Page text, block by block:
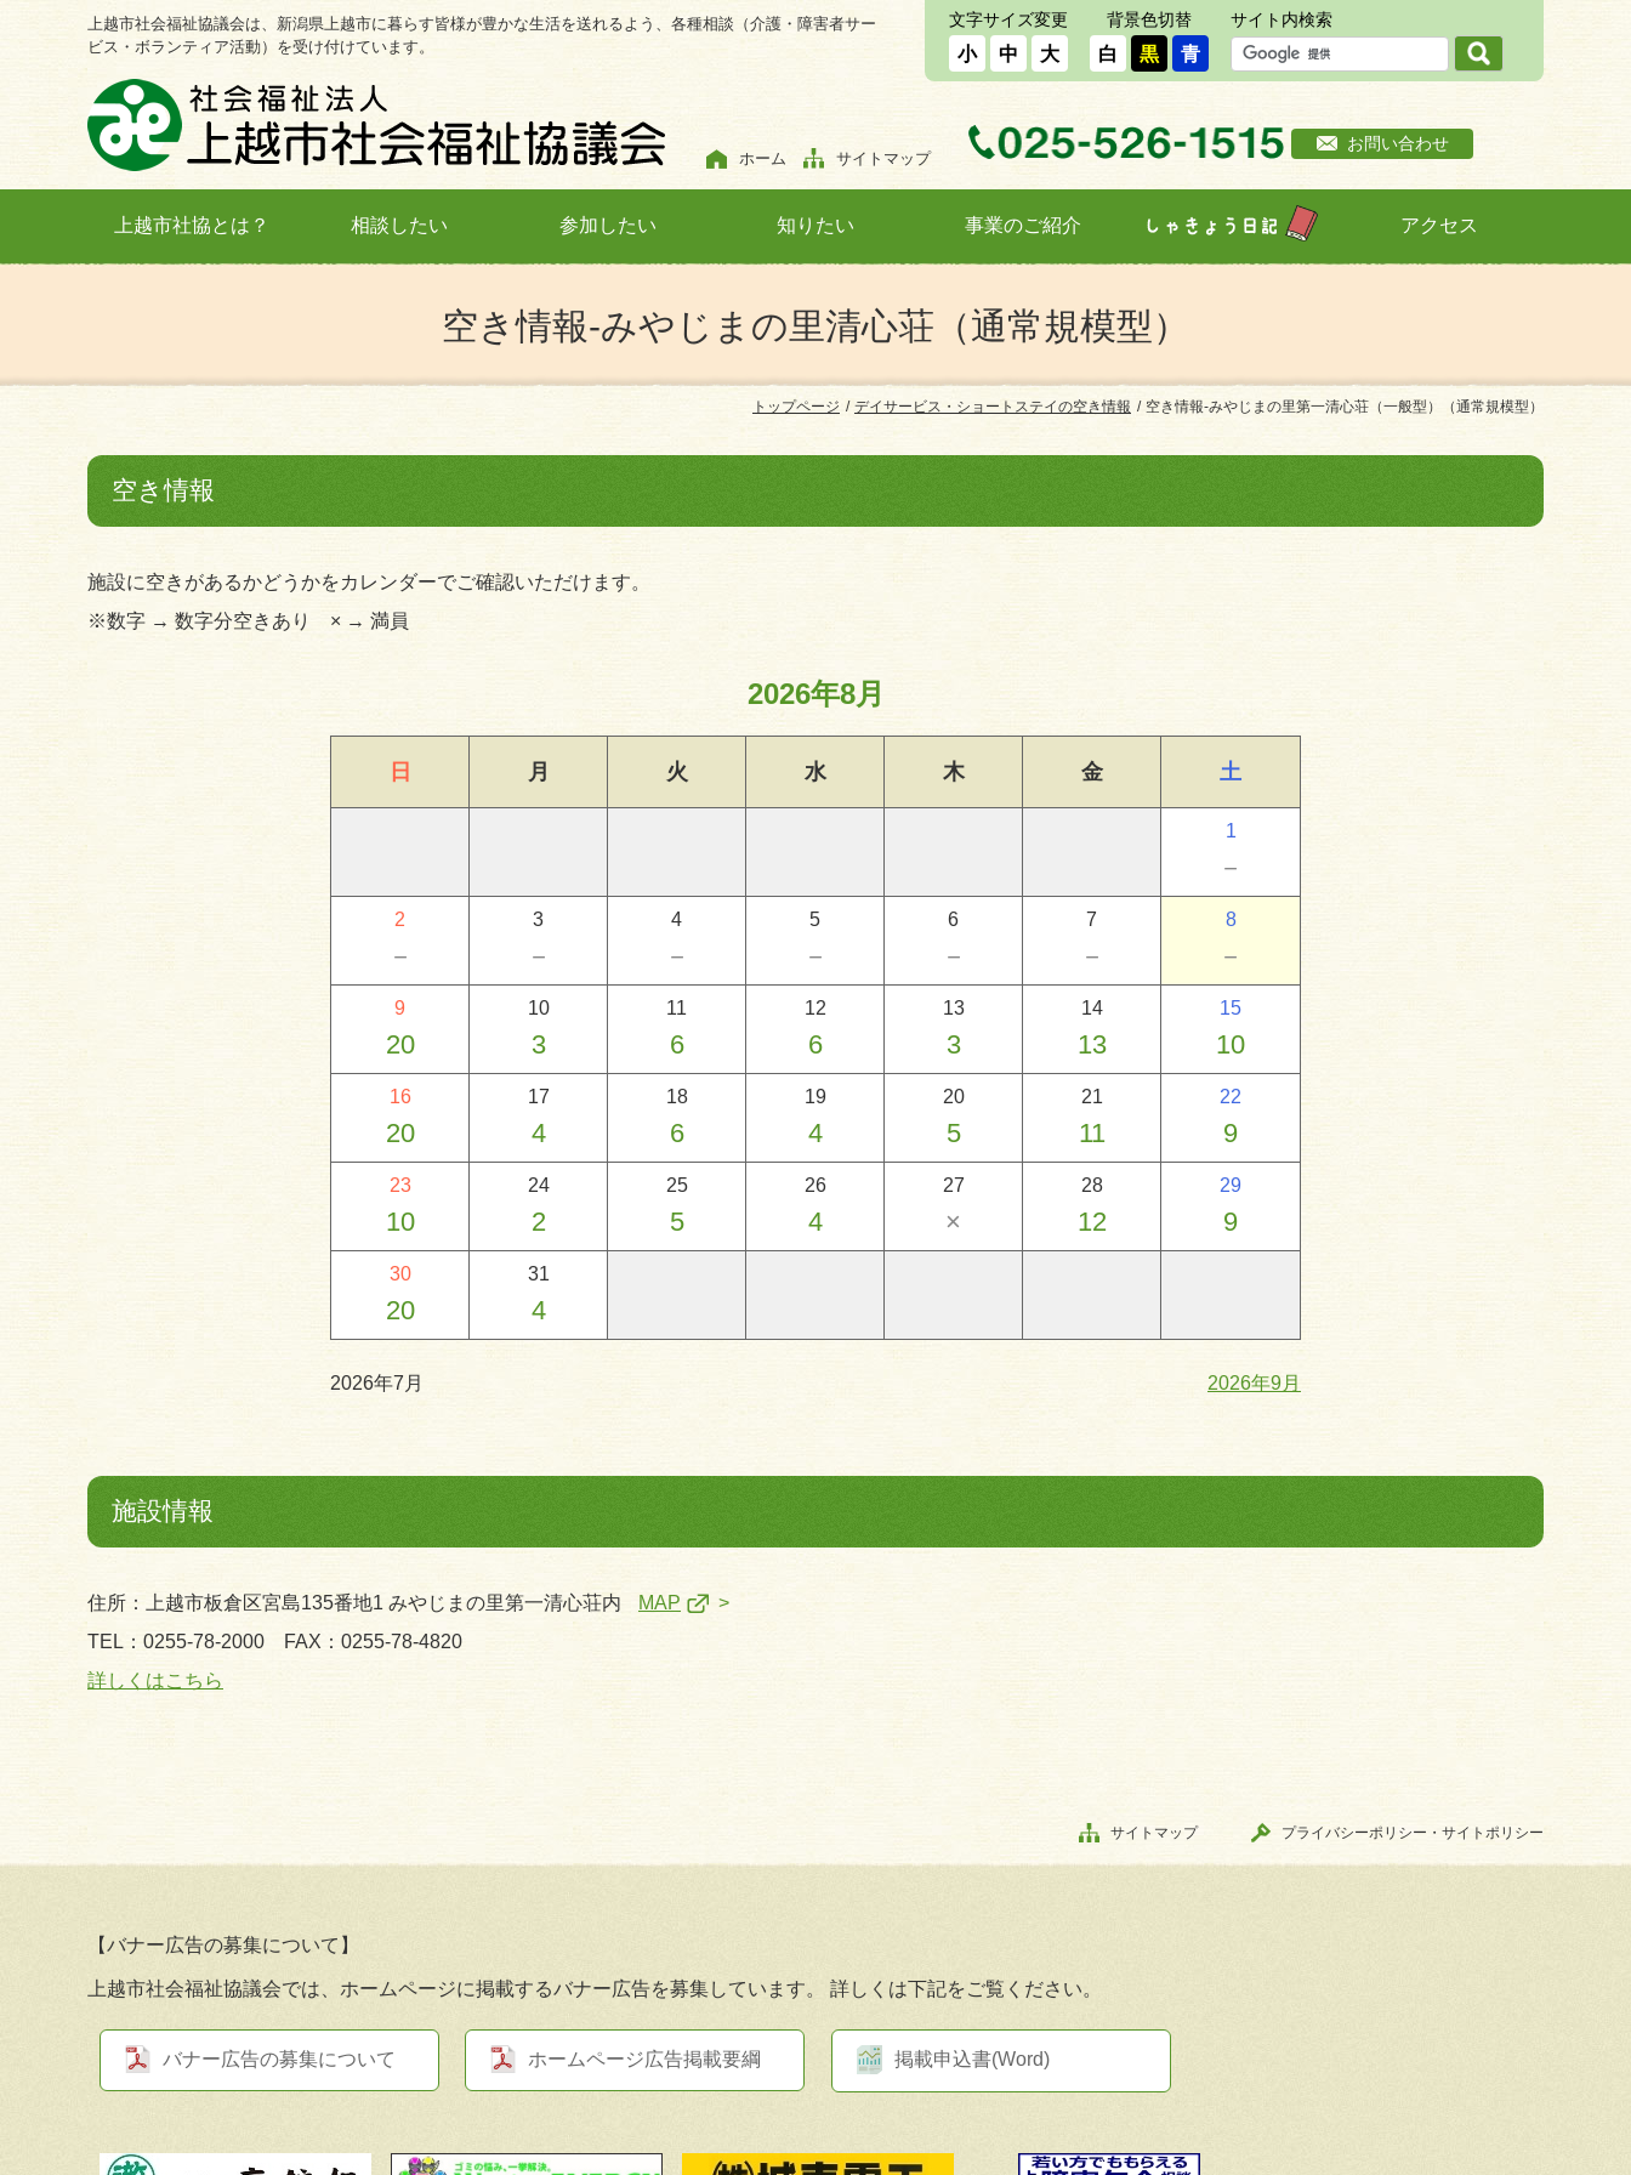
上越市社会福祉協議会は、新潟県上越市に暮らす皆様が豊かな生活を送れるよう、各種相談（介護・障害者サー
ビス・ボランティア活動）を受け付けています。
ホーム サイトマップ
お問い合わせ
文字サイズ変更
小 中 大
背景色切替
白 黒 青
サイト内検索
上越市社協とは？ 相談したい 参加したい 知りたい 事業のご紹介 しゃきょう日記 アクセス
空き情報-みやじまの里清心荘（通常規模型）
トップページ デイサービス・ショートステイの空き情報 空き情報-みやじまの里第一清心荘（一般型）（通常規模型）
空き情報
施設に空きがあるかどうかをカレンダーでご確認いただけます。
※数字 → 数字分空きあり × → 満員
2026年8月
日 月 火 水 木 金 土
1
－
2
－
3
－
4
－
5
－
6
－
7
－
8
－
9
20
10
3
11
6
12
6
13
3
14
13
15
10
16
20
17
4
18
6
19
4
20
5
21
11
22
9
23
10
24
2
25
5
26
4
27
×
28
12
29
9
30
20
31
4
2026年7月 2026年9月
施設情報
住所：上越市板倉区宮島135番地1 みやじまの里第一清心荘内
MAP
TEL：0255-78-2000
FAX：0255-78-4820
詳しくはこちら
サイトマップ プライバシーポリシー・サイトポリシー
【バナー広告の募集について】
上越市社会福祉協議会では、ホームページに掲載するバナー広告を募集しています。 詳しくは下記をご覧ください。
バナー広告の募集について ホームページ広告掲載要綱 掲載申込書(Word)